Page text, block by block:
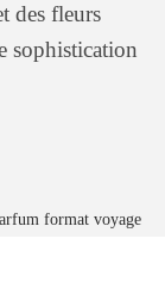
des fleurs
sophistication
format voyage